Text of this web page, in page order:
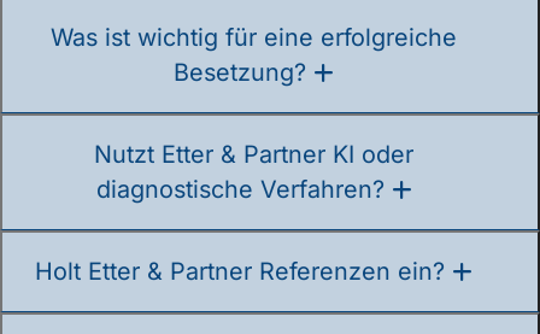
Was ist wichtig für eine erfolgreiche
Besetzung?
Nutzt Etter & Partner KI oder
diagnostische Verfahren?
Holt Etter & Partner Referenzen ein?